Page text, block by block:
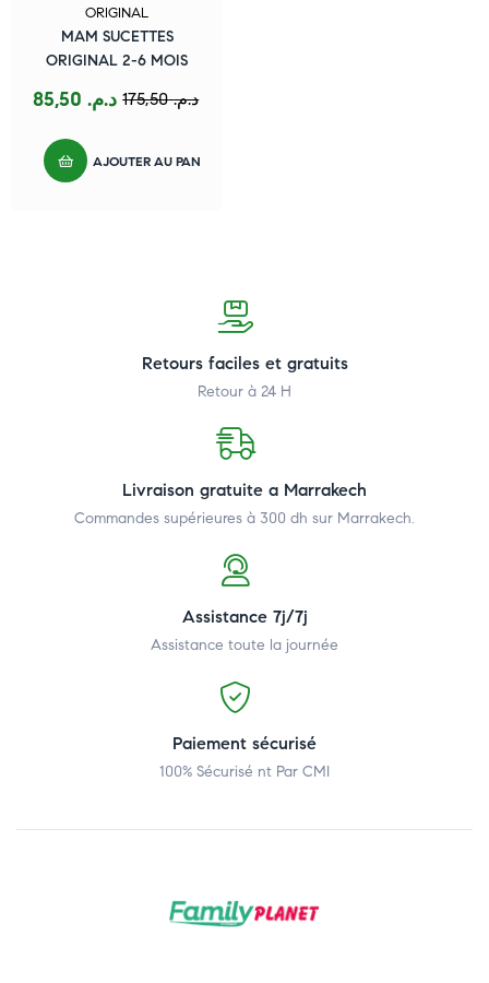
ORIGINAL
MAM SUCETTES
ORIGINAL 2-6 MOIS
د.م.175,50 د.م.
AJOUTER AU PANIER
Retours faciles et gratuits
Retour à 24 H
Livraison gratuite a Marrakech
Commandes supérieures à 300 dh sur Marrakech.
Assistance 7j/7j
Assistance toute la journée
Paiement sécurisé
100% Sécurisé nt Par CMI